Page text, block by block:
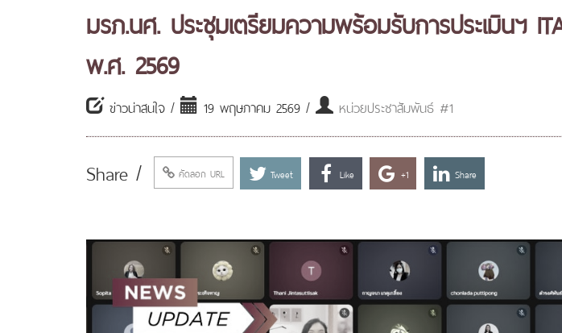
มรภ.นศ. ประชุมเตรียมความพร้อมรับการประเมินฯ
พ.ศ. 2569
ข่าวน่าสนใจ / 19 พฤษภาคม 2569 / หน่วยประชาสัมพันธ์ #1
Share / คัดลอก URL Tweet Like +1 Share